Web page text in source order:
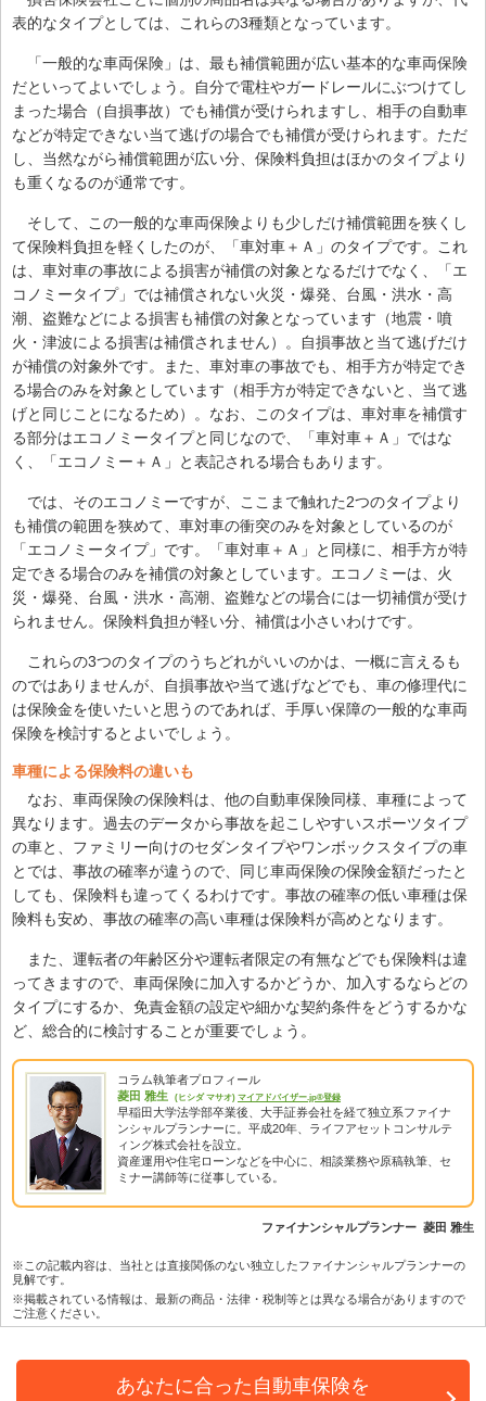
表的なタイプとしては、これらの3種類となっています。
「一般的な車両保険」は、最も補償範囲が広い基本的な車両保険
だといってよいでしょう。自分で電柱やガードレールにぶつけてし
まった場合（自損事故）でも補償が受けられますし、相手の自動車
などが特定できない当て逃げの場合でも補償が受けられます。ただ
し、当然ながら補償範囲が広い分、保険料負担はほかのタイプより
も重くなるのが通常です。
そして、この一般的な車両保険よりも少しだけ補償範囲を狭くし
て保険料負担を軽くしたのが、「車対車＋Ａ」のタイプです。これ
は、車対車の事故による損害が補償の対象となるだけでなく、「エ
コノミータイプ」では補償されない火災・爆発、台風・洪水・高
潮、盗難などによる損害も補償の対象となっています（地震・噴
火・津波による損害は補償されません）。自損事故と当て逃げだけ
が補償の対象外です。また、車対車の事故でも、相手方が特定でき
る場合のみを対象としています（相手方が特定できないと、当て逃
げと同じことになるため）。なお、このタイプは、車対車を補償す
る部分はエコノミータイプと同じなので、「車対車＋Ａ」ではな
く、「エコノミー＋Ａ」と表記される場合もあります。
では、そのエコノミーですが、ここまで触れた2つのタイプより
も補償の範囲を狭めて、車対車の衝突のみを対象としているのが
「エコノミータイプ」です。「車対車＋Ａ」と同様に、相手方が特
定できる場合のみを補償の対象としています。エコノミーは、火
災・爆発、台風・洪水・高潮、盗難などの場合には一切補償が受け
られません。保険料負担が軽い分、補償は小さいわけです。
これらの3つのタイプのうちどれがいいのかは、一概に言えるも
のではありませんが、自損事故や当て逃げなどでも、車の修理代に
は保険金を使いたいと思うのであれば、手厚い保障の一般的な車両
保険を検討するとよいでしょう。
車種による保険料の違いも
なお、車両保険の保険料は、他の自動車保険同様、車種によって
異なります。過去のデータから事故を起こしやすいスポーツタイプ
の車と、ファミリー向けのセダンタイプやワンボックスタイプの車
とでは、事故の確率が違うので、同じ車両保険の保険金額だったと
しても、保険料も違ってくるわけです。事故の確率の低い車種は保
険料も安め、事故の確率の高い車種は保険料が高めとなります。
また、運転者の年齢区分や運転者限定の有無などでも保険料は違
ってきますので、車両保険に加入するかどうか、加入するならどの
タイプにするか、免責金額の設定や細かな契約条件をどうするかな
ど、総合的に検討することが重要でしょう。
コラム執筆者プロフィール
菱田 雅生
(ヒシダ マサオ) マイアドバイザー.jp®登録
早稲田大学法学部卒業後、大手証券会社を経て独立系ファイナ
ンシャルプランナーに。平成20年、ライフアセットコンサルテ
ィング株式会社を設立。
資産運用や住宅ローンなどを中心に、相談業務や原稿執筆、セ
ミナー講師等に従事している。
ファイナンシャルプランナー 菱田 雅生
※この記載内容は、当社とは直接関係のない独立したファイナンシャルプランナーの
見解です。
※掲載されている情報は、最新の商品・法律・税制等とは異なる場合がありますので
ご注意ください。
あなたに合った自動車保険を